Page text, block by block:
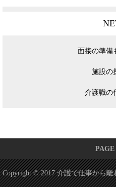
面接の準備
施設の
介護職の
PAGE
Copyright © 2017 介護で仕事から